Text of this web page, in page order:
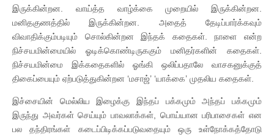
இருக்கின்றன. வாய்த்த வாழ்க்கை முறையில் இருக்கின்றன.
மனிதகுணத்தில் இருக்கின்றன. அதைத் தேடிப்பார்க்கவும்
விவாதிக்கும்படியும் சொல்கின்றன இந்தக் கதைகள். நாளை என்ற
நிச்சயமின்மையில் ஓடிக்கொண்டிருககும் மனிதர்களின் கதைகள்.
நிச்சயமின்மை இக்கதைகளில் ஓங்கி ஒலிப்பதாலே வாசகனுக்குத்
திகைப்பையும் ஏற்படுத்துகின்றன ‘மசாஜ்’ ‘யாக்கை’ முதலிய கதைகள்.
இச்சையின் மெல்லிய இழைக்கு இந்தப் பக்கமும் அந்தப் பக்கமும்
இருந்து அவர்கள் செய்யும் பாவலாக்கள், பொய்யான பரிபாசைகள் என
பல தந்திரங்கள் கடைப்பிடிக்கப்படுவதையும் ஒரு உள்நோக்கத்தோடு